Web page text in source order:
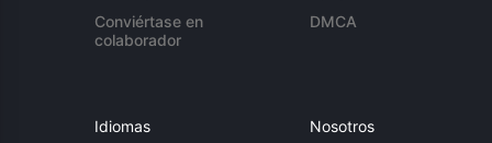
Conviértase en
colaborador
DMCA
Idiomas Nosotros